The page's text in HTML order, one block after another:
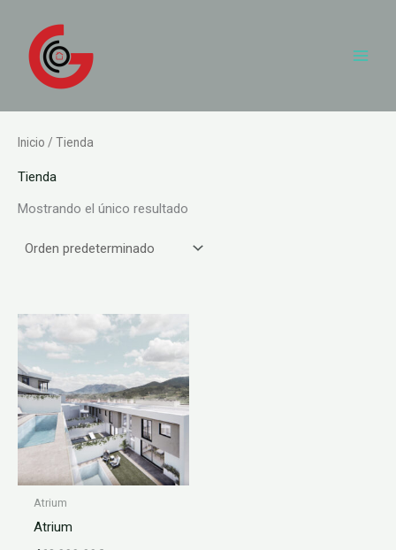
contenido
Inicio / Tienda
Tienda
Mostrando el único resultado
Atrium
Atrium
Rango
de
precios:
desde
462,000.00€
hasta
702,000.00€
Este
producto
tiene
múltiples
variantes.
Las
opciones